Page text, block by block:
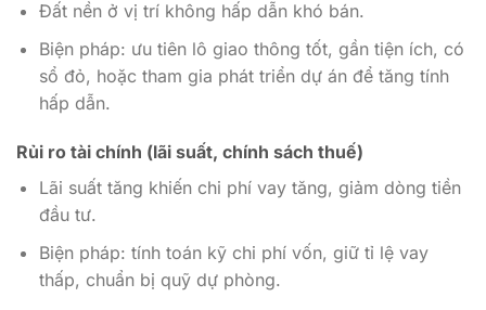
Đất nền ở vị trí không hấp dẫn khó bán.
Biện pháp: ưu tiên lô giao thông tốt, gần tiện ích, có
sổ đỏ, hoặc tham gia phát triển dự án để tăng tính
hấp dẫn.
Rủi ro tài chính (lãi suất, chính sách thuế)
Lãi suất tăng khiến chi phí vay tăng, giảm dòng tiền
đầu tư.
Biện pháp: tính toán kỹ chi phí vốn, giữ tỉ lệ vay
thấp, chuẩn bị quỹ dự phòng.